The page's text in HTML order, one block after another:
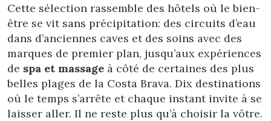
Cette sélection rassemble des hôtels où le bien-
être se vit sans précipitation: des circuits d’eau
dans d’anciennes caves et des soins avec des
marques de premier plan, jusqu’aux expériences
de spa et massage à côté de certaines des plus
belles plages de la Costa Brava. Dix destinations
où le temps s’arrête et chaque instant invite à se
laisser aller. Il ne reste plus qu’à choisir la vôtre.